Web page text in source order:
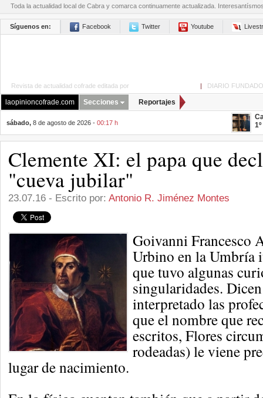
Toda la actualidad local de Cabra y comarca continuamente actualizada.
Síguenos en: Facebook Twitter Youtube
Revista de actualidad cofrade editada por | DIARIO
laopinioncofrade.com Secciones Reportajes
sábado, 8 de agosto de 2026 - 00:17 h
Clemente XI: el papa que
"cueva jubilar"
23.07.16 - Escrito por: Antonio R. Jiménez Montes
Goivanni Francesco
Urbino en la Umbría
que tuvo algunas
singularidades.
interpretado las
que el nombre que
escritos, Flores
rodeadas) le viene
lugar de nacimiento.